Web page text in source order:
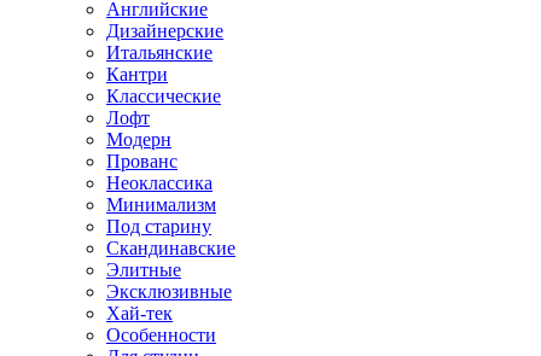
Английские
Дизайнерские
Итальянские
Кантри
Классические
Лофт
Модерн
Прованс
Неоклассика
Минимализм
Под старину
Скандинавские
Элитные
Эксклюзивные
Хай-тек
Особенности